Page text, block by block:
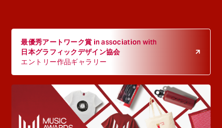
最優秀アートワーク賞 in association with
日本グラフィックデザイン協会
エントリー作品ギャラリー